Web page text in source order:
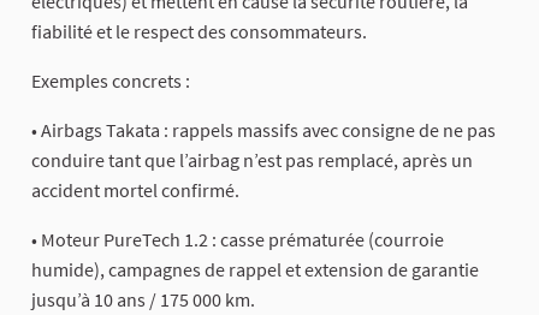
fiabilité et le respect des consommateurs.
Exemples concrets :
• Airbags Takata : rappels massifs avec consigne de ne pas
conduire tant que l’airbag n’est pas remplacé, après un
accident mortel confirmé.
• Moteur PureTech 1.2 : casse prématurée (courroie
humide), campagnes de rappel et extension de garantie
jusqu’à 10 ans / 175 000 km.